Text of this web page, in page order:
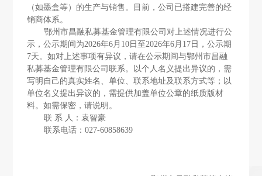
（如墨盒等）的生产与销售。目前，公司已搭建完善的经
销商体系。
鄂州市昌融私募基金管理有限公司对上述情况进行公
示，公示期间为2026年6月10日至2026年6月17日，公示期
7天。如对上述事项有异议，请在公示期间与鄂州市昌融
私募基金管理有限公司联系。以个人名义提出异议的，需
写明自己的真实姓名、单位、联系地址及联系方式等；以
单位名义提出异议的，需提供加盖单位公章的纸质版材
料。如需保密，请说明。
联 系 人：袁智豪
联系电话：027-60858639